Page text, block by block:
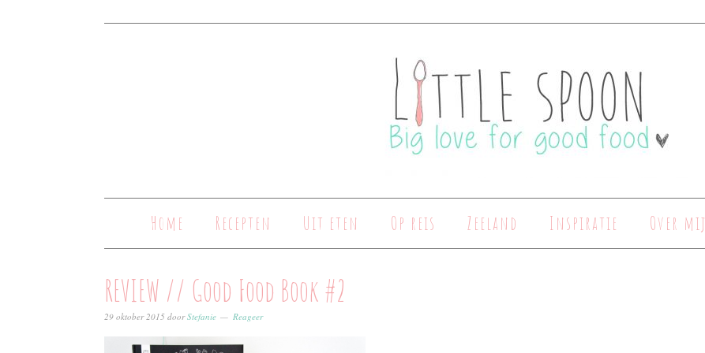
Home Recepten Uit eten Op reis Zeeland Inspiratie Over mij
REVIEW // Good Food Book #2
29 oktober 2015 doorStefanie Reageer